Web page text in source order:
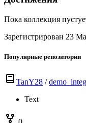
Пока коллекция
Зарегистрирован 23
Популярные репозитории
TanY28 /
Text